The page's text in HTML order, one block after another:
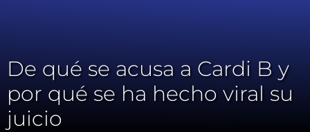
De qué se acusa a Cardi B y
por qué se ha hecho viral su
juicio